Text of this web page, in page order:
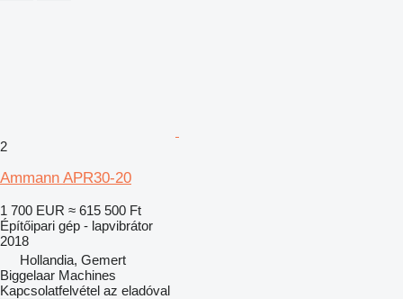
2
Ammann APR30-20
1 700 EUR ≈ 615 500 Ft
Építőipari gép - lapvibrátor
2018
Hollandia, Gemert
Biggelaar Machines
Kapcsolatfelvétel az eladóval